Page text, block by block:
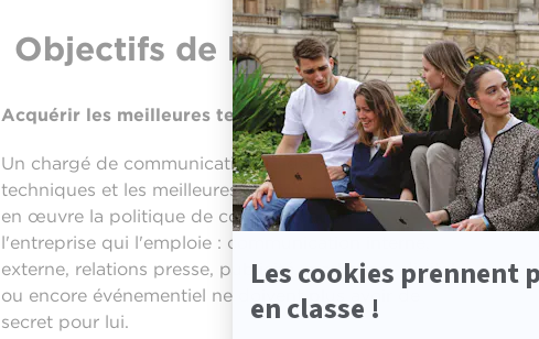
Objectifs de la formation de
Acquérir les meilleures techniques
Un chargé de communication se doit d'acquérir les
techniques et les meilleures pratiques pour mettre
en œuvre la politique de communication de
l'entreprise qui l'emploie : communication interne,
externe, relations presse, publicité, marketing, digital
ou encore événementiel ne doivent plus avoir de
secret pour lui.